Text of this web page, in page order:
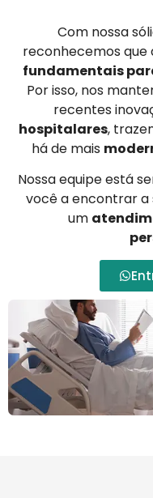
Com nossa
reconhecemos que
fundamentais
Por isso, nos
recentes
hospitalares,
há de mais
Nossa equipe está
você a encontrar
um